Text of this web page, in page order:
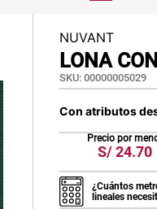
NUVANT
LONA
SKU: 00000005029
Con atributos
Precio por
S/24.70
¿Cuántos
lineales